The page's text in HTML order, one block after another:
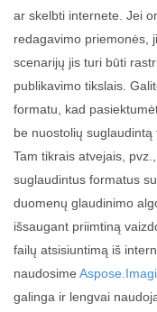
ar skelbti internete. Jei
redagavimo priemonės,
scenarijų jis turi būti
publikavimo tikslais.
formatu, kad
be nuostolių
Tam tikrais atvejais,
suglaudintus formatus
duomenų glaudinimo
išsaugant priimtiną
failų atsisiuntimą iš
naudosime
galinga ir lengvai